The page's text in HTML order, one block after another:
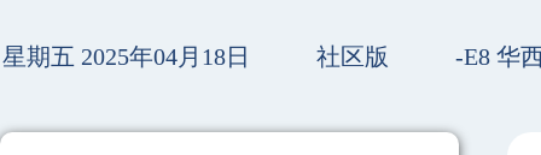
星期五 2025年04月18日 社区版 -E8 华